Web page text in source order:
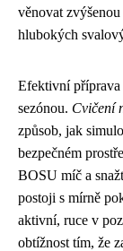
věnovat
hlubokých
Efektivní
sezónou. Cvičení
způsob, jak
bezpečném
BOSU míč a
postoji s mírně
aktivní, ruce v
obtížnost tím, že